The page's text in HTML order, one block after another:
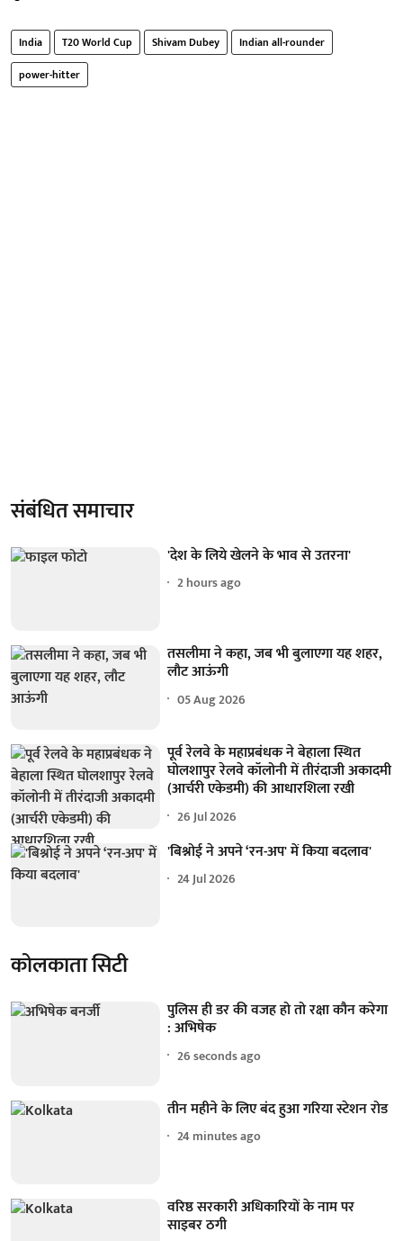
India T20 World Cup Shivam Dubey
Indian all-rounder
power-hitter
संबंधित समाचार
'देश के लिये खेलने के भाव से उतरना'
2 hours ago
तसलीमा ने कहा, जब भी बुलाएगा यह शहर,
लौट आऊंगी
05 Aug 2026
पूर्व रेलवे के महाप्रबंधक ने बेहाला स्थित
घोलशापुर रेलवे कॉलोनी में तीरंदाजी अकादमी
(आर्चरी एकेडमी) की आधारशिला रखी
26 Jul 2026
'बिश्नोई ने अपने ‘रन-अप' में किया बदलाव'
24 Jul 2026
कोलकाता सिटी
पुलिस ही डर की वजह हो तो रक्षा कौन करेगा
: अभिषेक
27 seconds ago
तीन महीने के लिए बंद हुआ गरिया स्टेशन रोड
24 minutes ago
वरिष्ठ सरकारी अधिकारियों के नाम पर
साइबर ठगी